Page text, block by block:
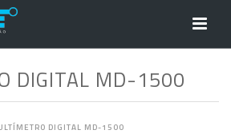
DIGITAL MD-1500
DIGITAL MD-1500